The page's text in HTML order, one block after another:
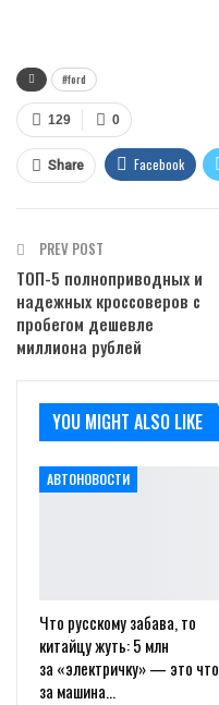
#ford
0
129
Share Facebook
PREV POST
ТОП-5 полноприводных и
надежных кроссоверов с
пробегом дешевле
миллиона рублей
YOU MIGHT ALSO LIKE
АВТОНОВОСТИ
Что русскому забава, то
китайцу жуть: 5 млн
за «электричку» — это что
за машина…